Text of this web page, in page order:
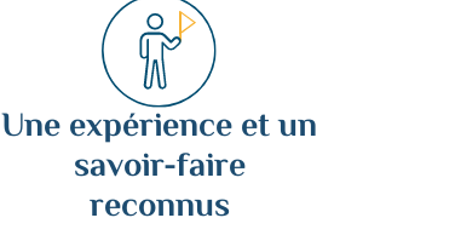
Une expérience et un
savoir-faire
reconnus